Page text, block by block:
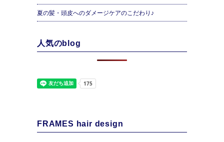
夏の髪・頭皮へのダメージケアのこだわり♪
人気のblog
FRAMES hair design